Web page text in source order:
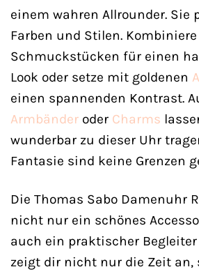
einem wahren Allrounder. Sie
Farben und Stilen.
Schmuckstücken für einen
Look oder setze mit goldenen
einen spannenden Kontrast.
Armbänder oder Charms
wunderbar zu dieser Uhr
Fantasie sind keine Grenzen
Die Thomas Sabo Damenuhr
nicht nur ein schönes
auch ein praktischer
zeigt dir nicht nur die Zeit an,